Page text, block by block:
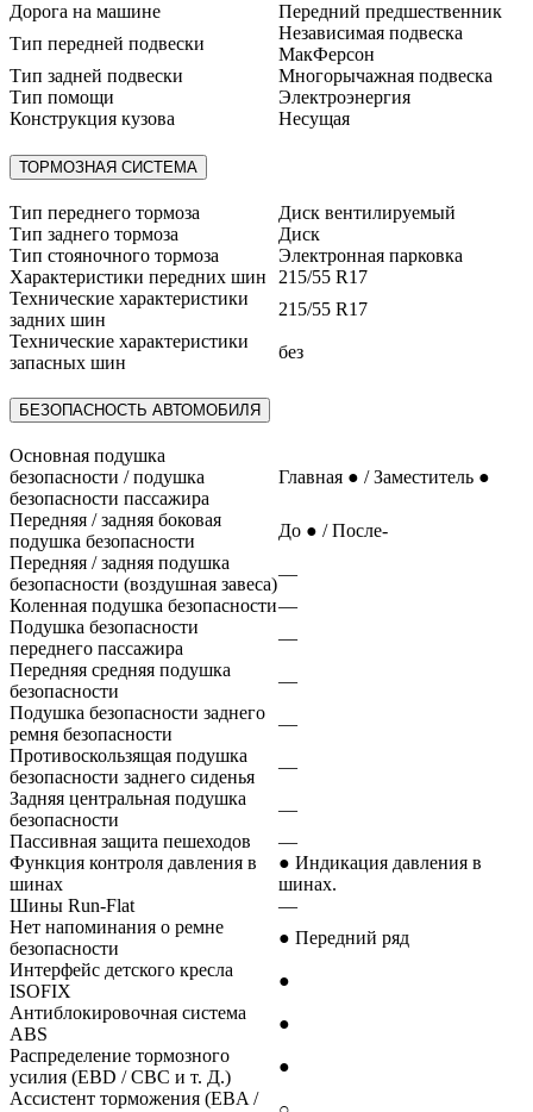
Дорога на машине
Передний предшественник
Тип передней подвески
Независимая подвеска
МакФерсон
Тип задней подвески
Многорычажная подвеска
Тип помощи
Электроэнергия
Конструкция кузова
Несущая
ТОРМОЗНАЯ СИСТЕМА
Тип переднего тормоза
Диск вентилируемый
Тип заднего тормоза
Диск
Тип стояночного тормоза
Электронная парковка
Характеристики передних шин
215/55 R17
Технические характеристики
задних шин
215/55 R17
Технические характеристики
запасных шин
без
БЕЗОПАСНОСТЬ АВТОМОБИЛЯ
Основная подушка
безопасности / подушка
безопасности пассажира
Главная ● / Заместитель ●
Передняя / задняя боковая
подушка безопасности
До ● / После-
Передняя / задняя подушка
безопасности (воздушная завеса)
—
Коленная подушка безопасности—
Подушка безопасности
переднего пассажира
—
Передняя средняя подушка
безопасности
—
Подушка безопасности заднего
ремня безопасности
—
Противоскользящая подушка
безопасности заднего сиденья
—
Задняя центральная подушка
безопасности
—
Пассивная защита пешеходов
—
Функция контроля давления в
шинах
● Индикация давления в
шинах.
Шины Run-Flat
—
Нет напоминания о ремне
безопасности
● Передний ряд
Интерфейс детского кресла
ISOFIX
●
Антиблокировочная система
ABS
●
Распределение тормозного
усилия (EBD / CBC и т. Д.)
●
Ассистент торможения (EBA /